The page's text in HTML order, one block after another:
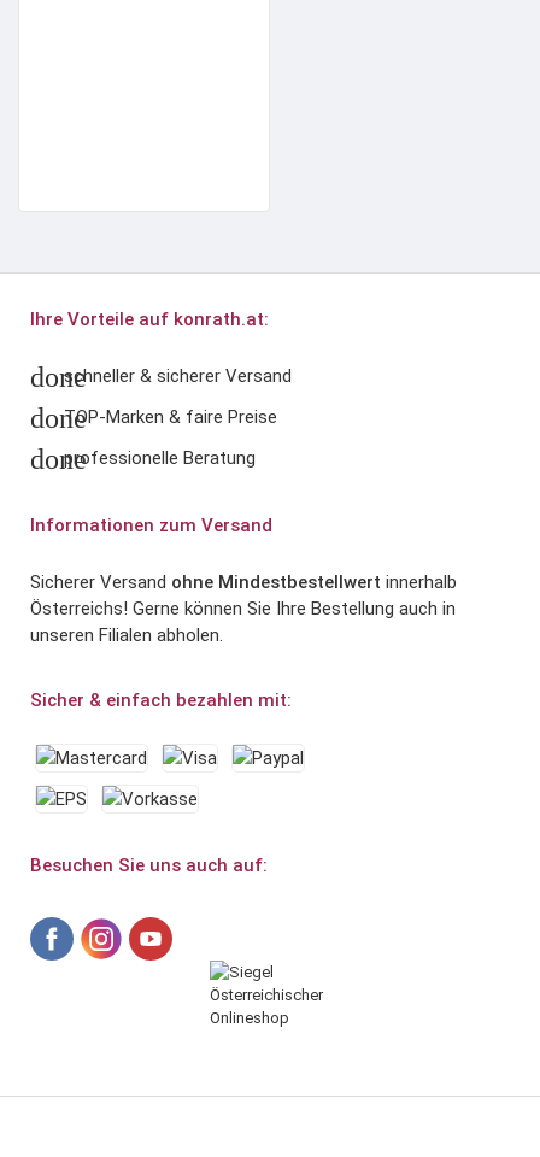
Ihre Vorteile auf konrath.at:
doneschneller & sicherer Versand
doneTOP-Marken & faire Preise
doneprofessionelle Beratung
Informationen zum Versand
Sicherer Versand ohne Mindestbestellwert innerhalb
Österreichs! Gerne können Sie Ihre Bestellung auch in
unseren Filialen abholen.
Sicher & einfach bezahlen mit:
Besuchen Sie uns auch auf: